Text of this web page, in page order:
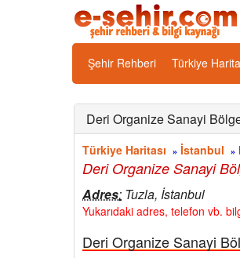
Şehir Rehberi Türkiye
Deri Organize Sanayi
Türkiye Haritası » İstanbul »
Deri Organize Sanayi
Adres: Tuzla, İstanbul
Yukarıdaki adres, telefon vb.
Deri Organize Sanayi